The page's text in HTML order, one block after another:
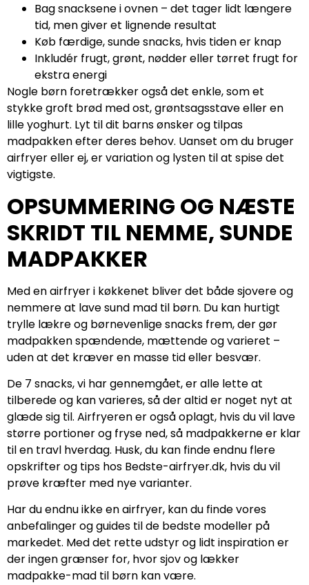
Bag snacksene i ovnen – det tager lidt længere
tid, men giver et lignende resultat
Køb færdige, sunde snacks, hvis tiden er knap
Inkludér frugt, grønt, nødder eller tørret frugt for
ekstra energi
Nogle børn foretrækker også det enkle, som et
stykke groft brød med ost, grøntsagsstave eller en
lille yoghurt. Lyt til dit barns ønsker og tilpas
madpakken efter deres behov. Uanset om du bruger
airfryer eller ej, er variation og lysten til at spise det
vigtigste.
OPSUMMERING OG NÆSTE
SKRIDT TIL NEMME, SUNDE
MADPAKKER
Med en airfryer i køkkenet bliver det både sjovere og
nemmere at lave sund mad til børn. Du kan hurtigt
trylle lækre og børnevenlige snacks frem, der gør
madpakken spændende, mættende og varieret –
uden at det kræver en masse tid eller besvær.
De 7 snacks, vi har gennemgået, er alle lette at
tilberede og kan varieres, så der altid er noget nyt at
glæde sig til. Airfryeren er også oplagt, hvis du vil lave
større portioner og fryse ned, så madpakkerne er klar
til en travl hverdag. Husk, du kan finde endnu flere
opskrifter og tips hos Bedste-airfryer.dk, hvis du vil
prøve kræfter med nye varianter.
Har du endnu ikke en airfryer, kan du finde vores
anbefalinger og guides til de bedste modeller på
markedet. Med det rette udstyr og lidt inspiration er
der ingen grænser for, hvor sjov og lækker
madpakke-mad til børn kan være.